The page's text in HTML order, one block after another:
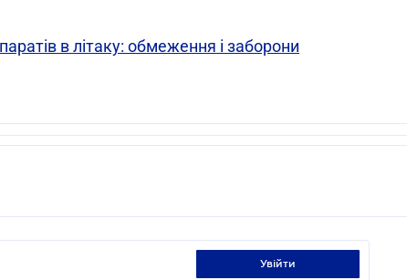
в літаку: обмеження і заборони
увійти